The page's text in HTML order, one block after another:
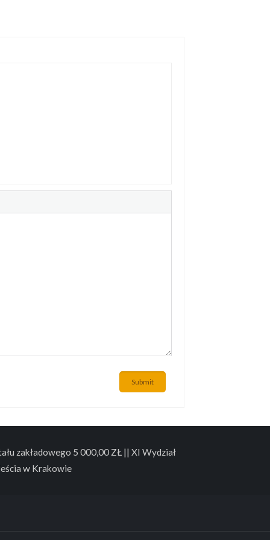
Submit
zakładowego 5 000,00 ZŁ || XI Wydział
w Krakowie